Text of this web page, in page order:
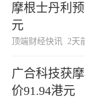
摩根士丹利
元
顶端财经快讯 2天
广合科技获
价91.94港元